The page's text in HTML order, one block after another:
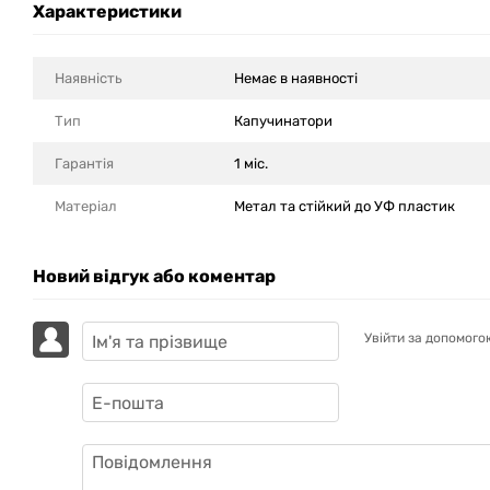
Характеристики
Наявність Немає в наявності
Тип Капучинатори
Гарантія 1 міс.
Матеріал Метал та стійкий до УФ пластик
Новий відгук або коментар
Увійти за